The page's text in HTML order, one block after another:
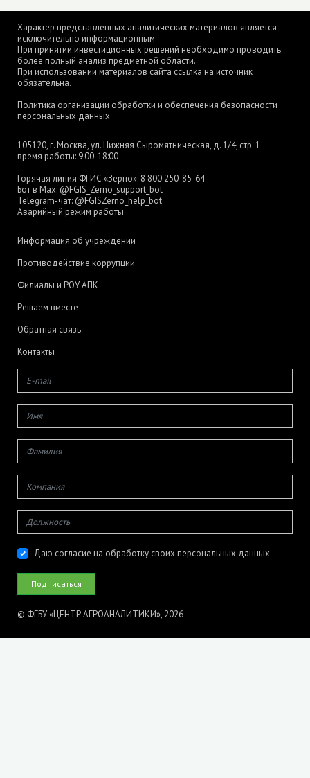
Характер представленных аналитических материалов является
исключительно информационным.
При принятии инвестиционных решений необходимо проводить
более полный анализ предметной области.
При использовании материалов сайта ссылка на источник
обязательна.
Политика организации обработки и обеспечения безопасности
персональных данных
105120, г. Москва, ул. Нижняя Сыромятническая, д. 1/4, стр. 1
время работы: 9:00-18:00
Горячая линия ФГИС «Зерно»: 8 800 250-85-64
Бот в Max: @FGIS_Zerno_support_bot
Telegram-чат: @FGISZerno_help_bot
Аварийный режим работы
Информация об учреждении
Противодействие коррупции
Филиалы и РОУ АПК
Решаем вместе
Обратная связь
Контакты
Даю согласие на обработку своих персональных данных
© ФГБУ «ЦЕНТР АГРОАНАЛИТИКИ», 2026